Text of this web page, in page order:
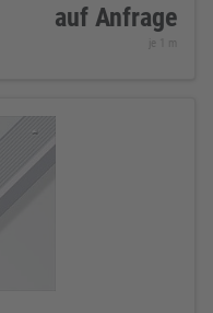
auf Anfrage
je 1 m